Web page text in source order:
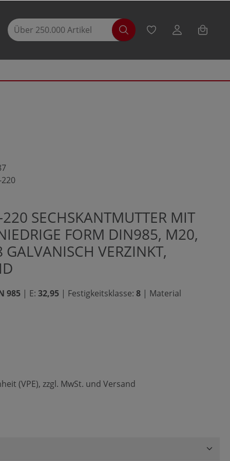
SECHSKANTMUTTER MIT
FORM DIN985, M20,
VERZINKT,
985 | E: 32,95 | Festigkeitsklasse: 8 | Material
(VPE), zzgl. MwSt. und Versand